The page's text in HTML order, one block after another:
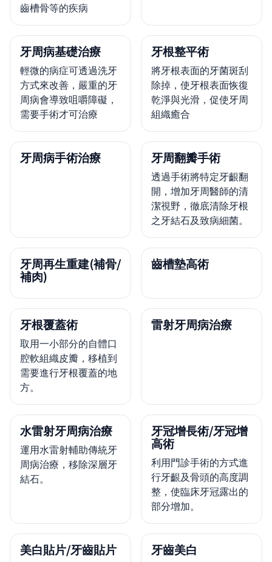
齒槽骨等的疾病
牙周病基礎治療
輕微的病症可透過洗牙
方式來改善，嚴重的牙
周病會導致咀嚼障礙，
需要手術才可治療
牙根整平術
將牙根表面的牙菌斑刮
除掉，使牙根表面恢復
乾淨與光滑，促使牙周
組織癒合
牙周病手術治療 牙周翻瓣手術
透過手術將特定牙齦翻
開，增加牙周醫師的清
潔視野，徹底清除牙根
之牙結石及致病細菌。
牙周再生重建(補骨/
補肉)
齒槽墊高術
牙根覆蓋術
取用一小部分的自體口
腔軟組織皮瓣，移植到
需要進行牙根覆蓋的地
方。
雷射牙周病治療
水雷射牙周病治療
運用水雷射輔助傳統牙
周病治療，移除深層牙
結石。
牙冠增長術/牙冠增
高術
利用門診手術的方式進
行牙齦及骨頭的高度調
整，使臨床牙冠露出的
部分增加。
美白貼片/牙齒貼片 牙齒美白